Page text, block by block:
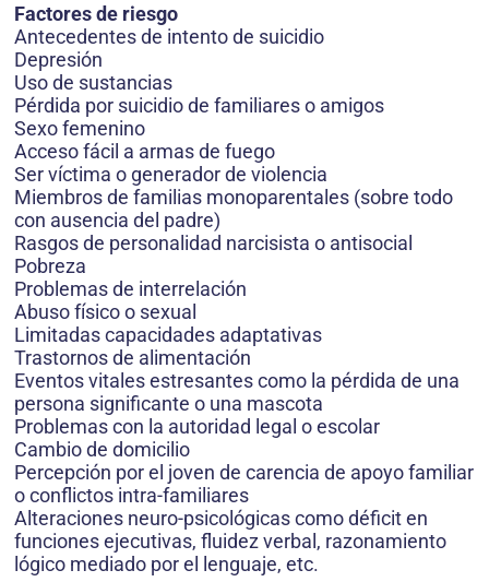
Factores de riesgo
Antecedentes de intento de suicidio
Depresión
Uso de sustancias
Pérdida por suicidio de familiares o amigos
Sexo femenino
Acceso fácil a armas de fuego
Ser víctima o generador de violencia
Miembros de familias monoparentales (sobre todo
con ausencia del padre)
Rasgos de personalidad narcisista o antisocial
Pobreza
Problemas de interrelación
Abuso físico o sexual
Limitadas capacidades adaptativas
Trastornos de alimentación
Eventos vitales estresantes como la pérdida de una
persona significante o una mascota
Problemas con la autoridad legal o escolar
Cambio de domicilio
Percepción por el joven de carencia de apoyo familiar
o conflictos intra-familiares
Alteraciones neuro-psicológicas como déficit en
funciones ejecutivas, fluidez verbal, razonamiento
lógico mediado por el lenguaje, etc.